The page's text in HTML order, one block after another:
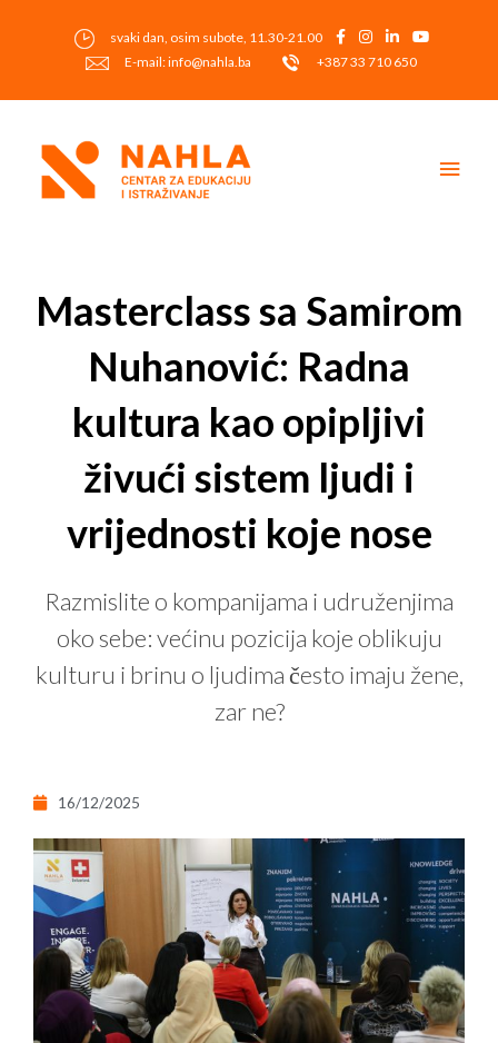
svaki dan, osim subote, 11.30-21.00
E-mail: info@nahla.ba
+387 33 710 650
Masterclass sa Samirom
Nuhanović: Radna
kultura kao opipljivi
živući sistem ljudi i
vrijednosti koje nose
Razmislite o kompanijama i udruženjima
oko sebe: većinu pozicija koje oblikuju
kulturu i brinu o ljudima često imaju žene,
zar ne?
16/12/2025